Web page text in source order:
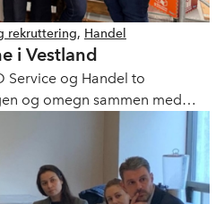
rekruttering, Handel
i Vestland
Service og Handel to
og omegn sammen med
å komme tettere på